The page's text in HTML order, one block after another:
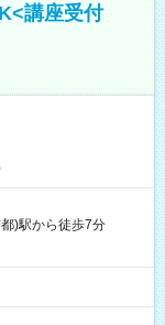
講座受付
)駅から徒歩7分